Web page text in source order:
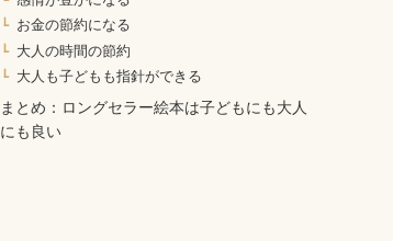
お金の節約になる
大人の時間の節約
大人も子どもも指針ができる
まとめ：ロングセラー絵本は子どもにも大人
にも良い